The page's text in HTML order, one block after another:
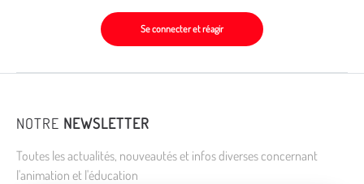
Se connecter et réagir
NOTRE NEWSLETTER
Toutes les actualités, nouveautés et infos diverses concernant
l'animation et l'éducation